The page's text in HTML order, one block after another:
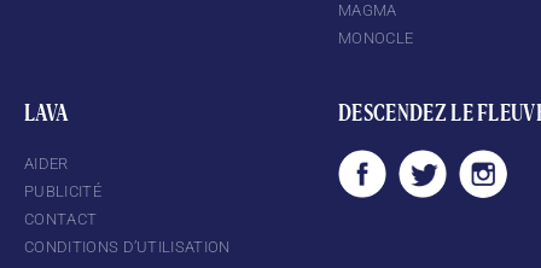
MAGMA
MONOCLE
LAVA
AIDER
PUBLICITÉ
CONTACT
CONDITIONS D’UTILISATION
DESCENDEZ LE